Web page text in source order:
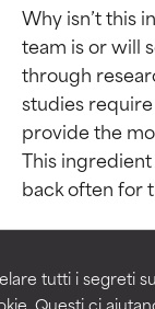
tutti i segreti
Questi ci
Why isn’t this
team is or will
through
studies
provide the
This